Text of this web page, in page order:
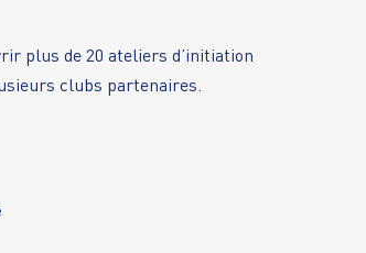
plus de 20 ateliers d’initiation
clubs partenaires.